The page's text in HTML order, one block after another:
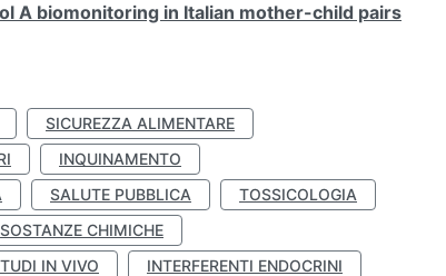
A biomonitoring in Italian mother-child pairs
SICUREZZA ALIMENTARE
INQUINAMENTO
SALUTE PUBBLICA
TOSSICOLOGIA
SOSTANZE CHIMICHE
IN VIVO
INTERFERENTI ENDOCRINI